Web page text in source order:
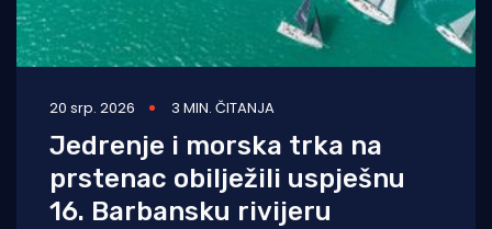
20 srp. 2026 3 MIN. ČITANJA
Jedrenje i morska trka na
prstenac obilježili uspješnu
16. Barbansku rivijeru